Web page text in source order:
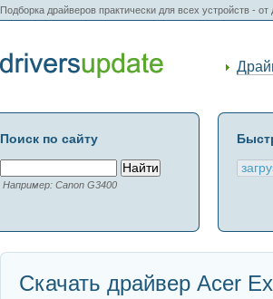
Подборка драйверов практически для всех устройств -
Поиск по сайту
Например: Canon G3400
Скачать драйвер Acer